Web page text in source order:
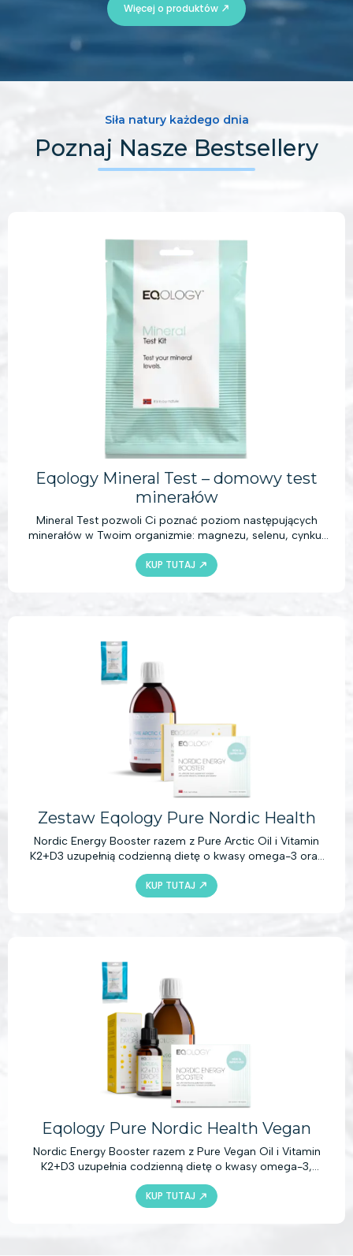
Więcej o produktów
Siła natury każdego dnia
Poznaj Nasze Bestsellery
Eqology Mineral Test – domowy test
minerałów
Mineral Test pozwoli Ci poznać poziom następujących
minerałów w Twoim organizmie: magnezu, selenu, cynku,
miedzi i jodu. Wykonawszy test, uzyskasz istotną wiedzę
pomocną w podejmowaniu odpowiednich decyzji
dotyczących żywienia, suplementacji i stylu życia.
KUP TUTAJ
Zestaw Eqology Pure Nordic Health
Nordic Energy Booster razem z Pure Arctic Oil i Vitamin
K2+D3 uzupełnią codzienną dietę o kwasy omega-3 oraz
witaminy K2 i D3. W połączeniu ze zdrową i zrównoważoną
dietą produkty te dostarczą bogactwo aktywnych
składników, które pomogą zachować zdrowy układ
KUP TUTAJ
Eqology Pure Nordic Health Vegan
Nordic Energy Booster razem z Pure Vegan Oil i Vitamin
K2+D3 uzupełnia codzienną dietę o kwasy omega-3,
witaminy i składniki mineralne. W połączeniu ze zdrową i
zrównoważoną dietą produkty te dostarczą bogactwo
aktywnych składników, które pomogą zachować zdrowy
KUP TUTAJ